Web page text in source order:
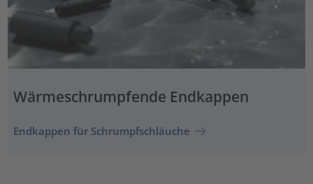
Wärmeschrumpfende Endkappen
Endkappen für Schrumpfschläuche